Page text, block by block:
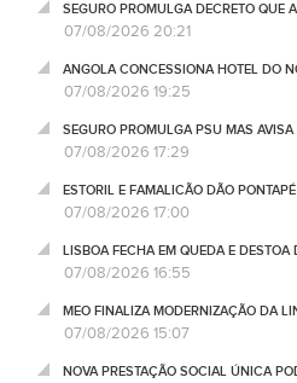
SEGURO PROMULGA DECRETO QUE
07/08/2026 20:21
ANGOLA CONCESSIONA HOTEL DO
07/08/2026 19:25
SEGURO PROMULGA PSU MAS
07/08/2026 17:29
ESTORIL E FAMALICÃO DÃO
07/08/2026 17:00
LISBOA FECHA EM QUEDA E DESTOA
07/08/2026 16:55
MEO FINALIZA MODERNIZAÇÃO DA
07/08/2026 15:07
NOVA PRESTAÇÃO SOCIAL ÚNICA